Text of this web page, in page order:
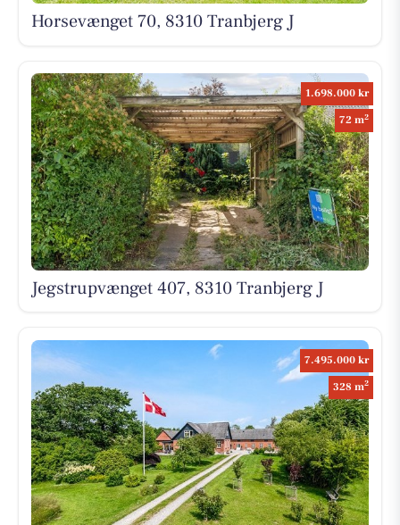
Horsevænget 70, 8310 Tranbjerg J
1.698.000 kr
72 m2
Jegstrupvænget 407, 8310 Tranbjerg J
7.495.000 kr
328 m2